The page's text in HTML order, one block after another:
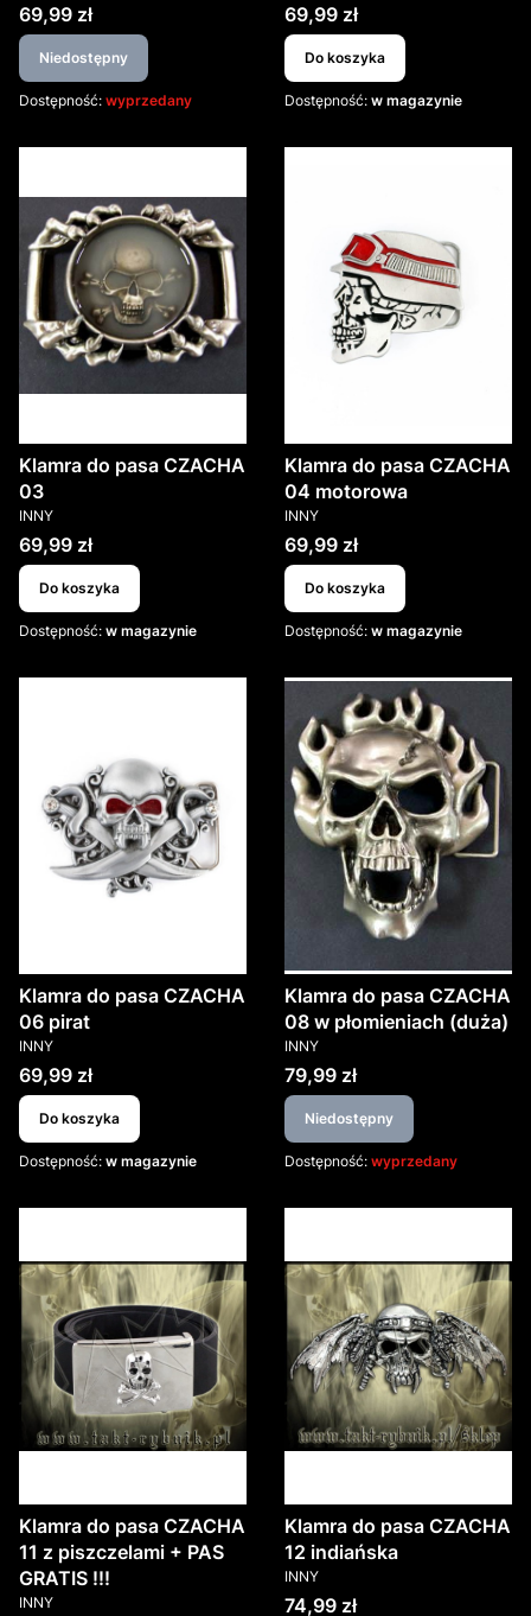
Cena
69,99 zł
Niedostępny
Dostępność: wyprzedany
Cena
69,99 zł
Do koszyka
Dostępność: w magazynie
Klamra do pasa CZACHA
03
PRODUCENT
INNY
Cena
69,99 zł
Do koszyka
Dostępność: w magazynie
Klamra do pasa CZACHA
04 motorowa
PRODUCENT
INNY
Cena
69,99 zł
Do koszyka
Dostępność: w magazynie
Klamra do pasa CZACHA
06 pirat
PRODUCENT
INNY
Cena
69,99 zł
Do koszyka
Dostępność: w magazynie
Klamra do pasa CZACHA
08 w płomieniach (duża)
PRODUCENT
INNY
Cena
79,99 zł
Niedostępny
Dostępność: wyprzedany
Klamra do pasa CZACHA
11 z piszczelami + PAS
GRATIS !!!
PRODUCENT
INNY
Klamra do pasa CZACHA
12 indiańska
PRODUCENT
INNY
Cena
74,99 zł